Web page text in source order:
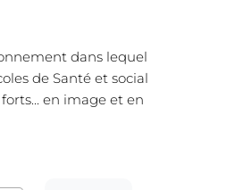
dans lequel
de Santé et social
en image et en